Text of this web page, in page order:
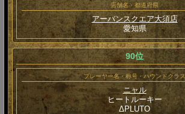
店舗名・都道府県
アーバンスクエア大須店
愛知県
90位
プレーヤー名・称号・ハウンドクラス
ニャル
ヒートルーキー
ΔPLUTO